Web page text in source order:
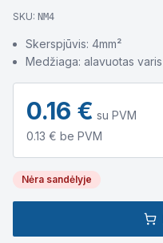
SKU: NM4
Skerspjūvis: 4mm²
Medžiaga: alavuotas varis
0.16 € su PVM
0.13 € be PVM
Nėra sandėlyje